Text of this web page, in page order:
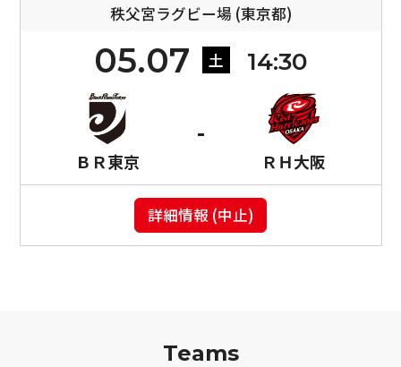
秩父宮ラグビー場 (東京都)
05.07 土 14:30
ＢＲ東京 ＲＨ大阪
詳細情報 (中止)
Teams